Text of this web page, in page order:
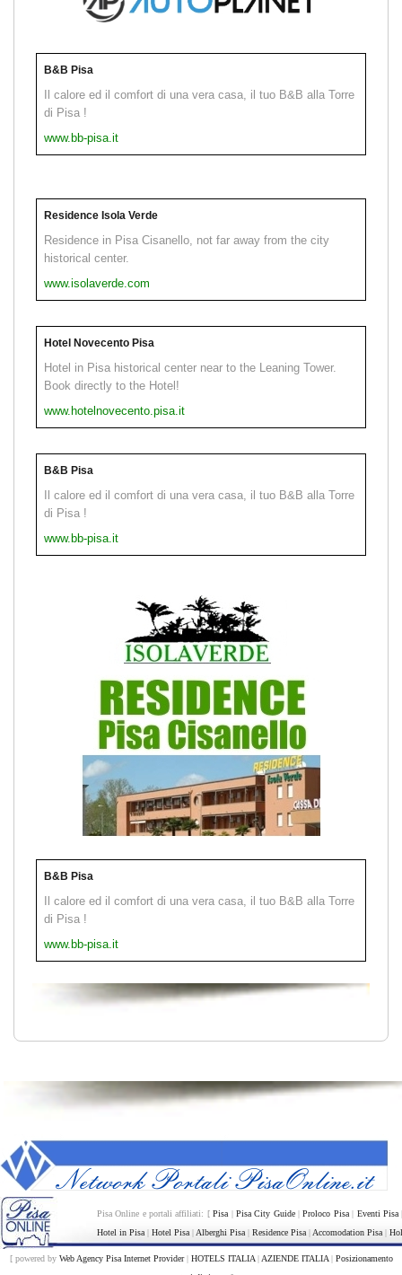
B&B Pisa
Il calore ed il comfort di una vera casa, il tuo B&B alla Torre
di Pisa !
www.bb-pisa.it
Residence Isola Verde
Residence in Pisa Cisanello, not far away from the city
historical center.
www.isolaverde.com
Hotel Novecento Pisa
Hotel in Pisa historical center near to the Leaning Tower.
Book directly to the Hotel!
www.hotelnovecento.pisa.it
B&B Pisa
Il calore ed il comfort di una vera casa, il tuo B&B alla Torre
di Pisa !
www.bb-pisa.it
B&B Pisa
Il calore ed il comfort di una vera casa, il tuo B&B alla Torre
di Pisa !
www.bb-pisa.it
Pisa Online e portali affiliati: [Pisa | Pisa City Guide|Proloco Pisa| Eventi Pisa
Hotel in Pisa | Hotel Pisa | Alberghi Pisa | Residence Pisa | Accomodation Pisa |
[ powered by Web Agency Pisa Internet Provider| HOTELS ITALIA| AZIENDE ITALIA| Posizionamento